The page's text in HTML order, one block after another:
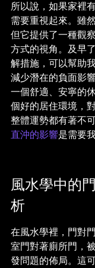
所以說，如果家裡
需要重視起來。雖
但它提供了一種觀
方式的視角。及早
解措施，可以幫助
減少潛在的負面影
一個舒適、安寧的
個好的居住環境，
整體運勢都有著不
直沖的影響是需要
風水學中的
析
在風水學裡，門對
室門對著廁所門，
發問題的佈局。這